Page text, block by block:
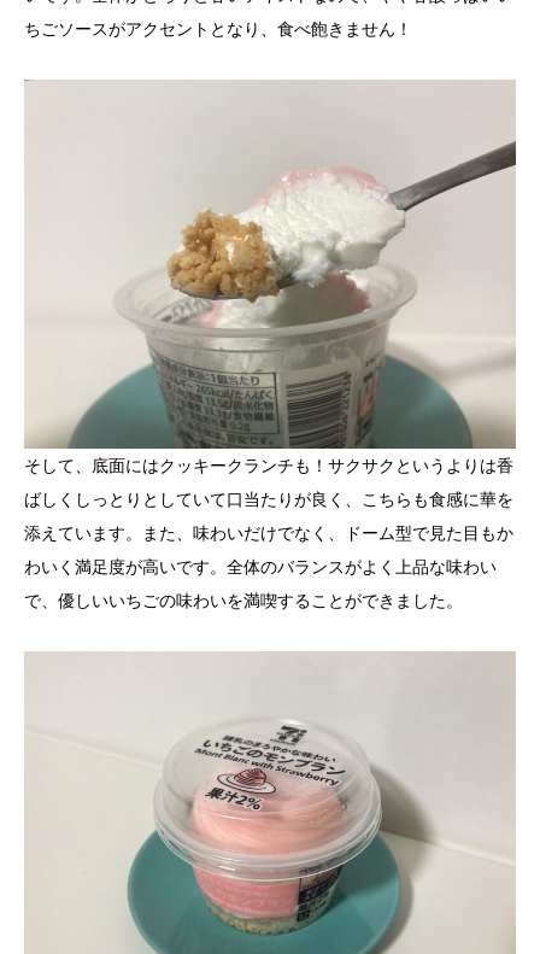
ちごソースがアクセントとなり、食べ飽きません！
そして、底面にはクッキークランチも！サクサクというよりは香
ばしくしっとりとしていて口当たりが良く、こちらも食感に華を
添えています。また、味わいだけでなく、ドーム型で見た目もか
わいく満足度が高いです。全体のバランスがよく上品な味わい
で、優しいいちごの味わいを満喫することができました。